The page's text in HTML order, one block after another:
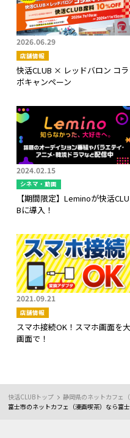
快活CLUBトップ
静岡県のネットカフェ
富士市のネットカフェ（漫画喫茶）なら富
2026.06.29
店舗情報
快活CLUB × レッドバロン コラ
ボキャンペーン
2024.02.15
シネマ・動画
【期間限定】Leminoが快活CLU
Bに導入！
2021.09.21
店舗情報
スマホ接続OK！スマホ画面を大
画面で！